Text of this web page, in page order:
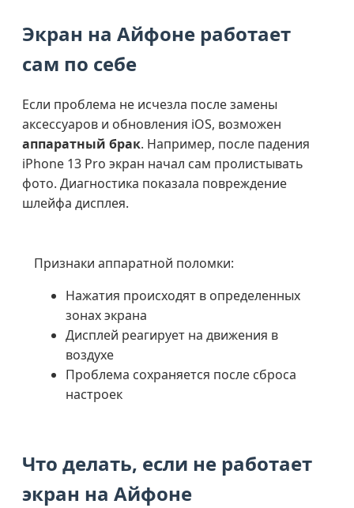
Экран на Айфоне работает
сам по себе
Если проблема не исчезла после замены
аксессуаров и обновления iOS, возможен
аппаратный брак. Например, после падения
iPhone 13 Pro экран начал сам пролистывать
фото. Диагностика показала повреждение
шлейфа дисплея.
Признаки аппаратной поломки:
Нажатия происходят в определенных
зонах экрана
Дисплей реагирует на движения в
воздухе
Проблема сохраняется после сброса
настроек
Что делать, если не работает
экран на Айфоне